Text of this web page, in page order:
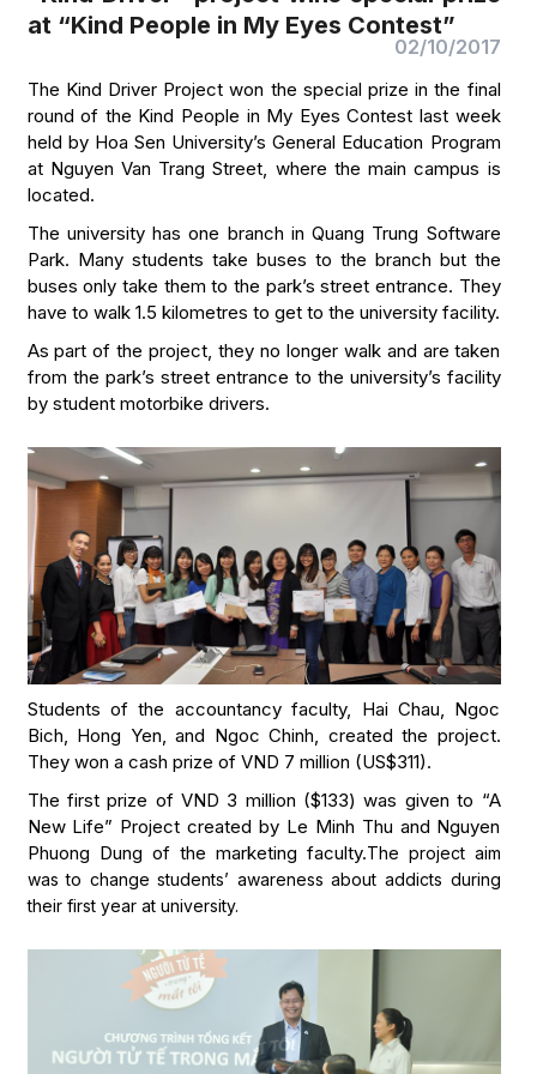
at “Kind People in My Eyes Contest”
02/10/2017
The Kind Driver Project won the special prize in the final
round of the Kind People in My Eyes Contest last week
held by Hoa Sen University’s General Education Program
at Nguyen Van Trang Street, where the main campus is
located.
The university has one branch in Quang Trung Software
Park. Many students take buses to the branch but the
buses only take them to the park’s street entrance. They
have to walk 1.5 kilometres to get to the university facility.
As part of the project, they no longer walk and are taken
from the park’s street entrance to the university’s facility
by student motorbike drivers.
Students of the accountancy faculty, Hai Chau, Ngoc
Bich, Hong Yen, and Ngoc Chinh, created the project.
They won a cash prize of VND 7 million (US$311).
The first prize of VND 3 million ($133) was given to “A
New Life” Project created by Le Minh Thu and Nguyen
Phuong Dung of the marketing faculty.The project aim
was to change students’ awareness about addicts during
their first year at university.